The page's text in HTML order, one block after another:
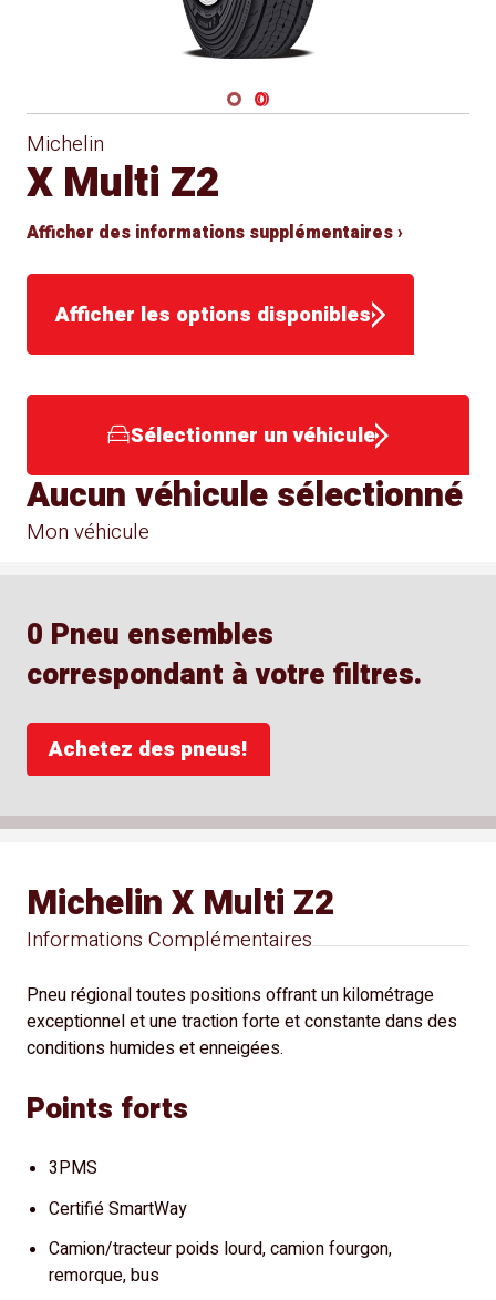
Navigate 1
Navigate 2
Michelin
X Multi Z2
Afficher des informations supplémentaires ›
Afficher les options disponibles
Sélectionner un véhicule
Mon véhicule
Aucun véhicule sélectionné
0 Pneu ensembles
correspondant à votre filtres.
Achetez des pneus!
Informations Complémentaires
Michelin X Multi Z2
Pneu régional toutes positions offrant un kilométrage
exceptionnel et une traction forte et constante dans des
conditions humides et enneigées.
Points forts
3PMS
Certifié SmartWay
Camion/tracteur poids lourd, camion fourgon,
remorque, bus